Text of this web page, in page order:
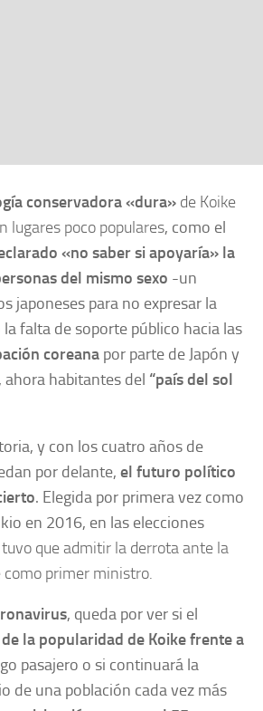
conservadora «dura» de Koike
lugares poco populares, como el
«no saber si apoyaría» la
del mismo sexo -un
japoneses para no expresar la
falta de soporte público hacia las
coreana por parte de Japón y
habitantes del “país del sol
y con los cuatro años de
por delante, el futuro político
. Elegida por primera vez como
en 2016, en las elecciones
que admitir la derrota ante la
como primer ministro.
, queda por ver si el
la popularidad de Koike frente a
pasajero o si continuará la
de una población cada vez más